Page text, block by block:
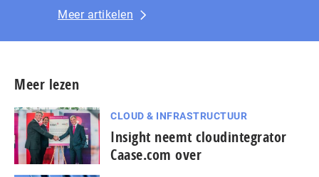
Meer artikelen
Meer lezen
CLOUD & INFRASTRUCTUUR
Insight neemt cloudintegrator
Caase.com over